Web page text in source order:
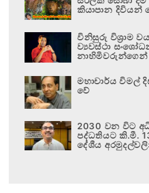
කියාපාන දිවියන්
විනිසුරු විශ්‍රාම
ව්‍යවස්ථා
නාහිමිවරුන්ගෙන්
මහාචාර්ය විමල්
වේ
2030 වන විට
පද්ධතියට කි.මී.
දේශීය